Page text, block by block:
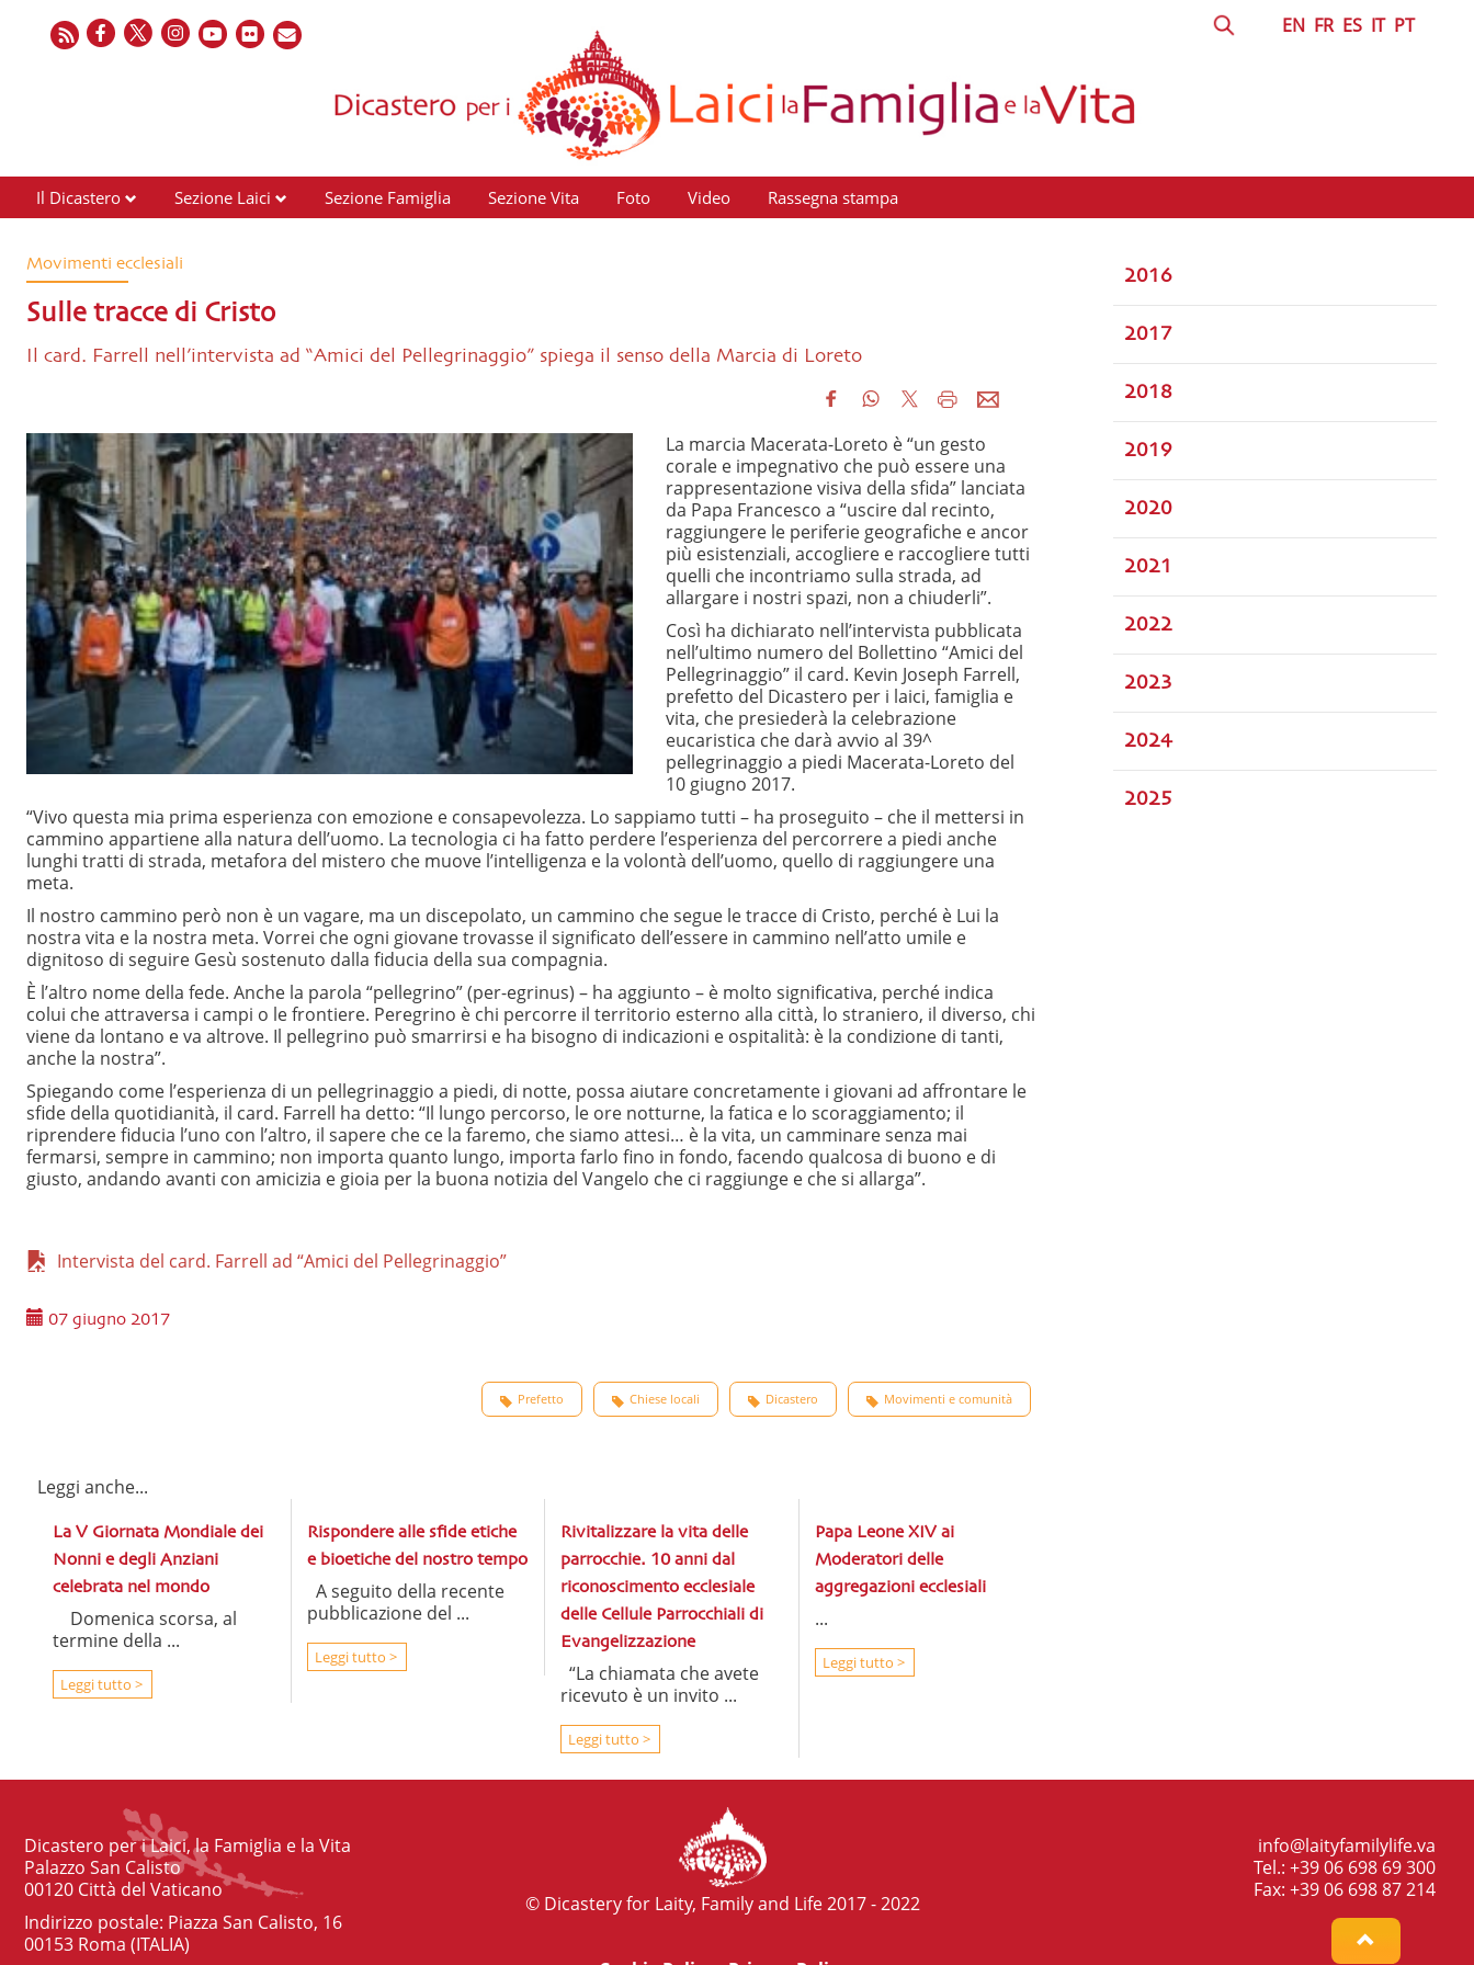
EN FR ES IT PT
Il Dicastero Sezione Laici Sezione Famiglia Sezione Vita Foto Video Rassegna stampa
Movimenti ecclesiali
Sulle tracce di Cristo
Il card. Farrell nell’intervista ad “Amici del Pellegrinaggio” spiega il senso della Marcia di Loreto
La marcia Macerata-Loreto è “un gesto
corale e impegnativo che può essere una
rappresentazione visiva della sfida” lanciata
da Papa Francesco a “uscire dal recinto,
raggiungere le periferie geografiche e ancor
più esistenziali, accogliere e raccogliere tutti
quelli che incontriamo sulla strada, ad
allargare i nostri spazi, non a chiuderli”.
Così ha dichiarato nell’intervista pubblicata
nell’ultimo numero del Bollettino “Amici del
Pellegrinaggio” il card. Kevin Joseph Farrell,
prefetto del Dicastero per i laici, famiglia e
vita, che presiederà la celebrazione
eucaristica che darà avvio al 39^
pellegrinaggio a piedi Macerata-Loreto del
10 giugno 2017.
“Vivo questa mia prima esperienza con emozione e consapevolezza. Lo sappiamo tutti – ha proseguito – che il mettersi in
cammino appartiene alla natura dell’uomo. La tecnologia ci ha fatto perdere l’esperienza del percorrere a piedi anche
lunghi tratti di strada, metafora del mistero che muove l’intelligenza e la volontà dell’uomo, quello di raggiungere una
meta.
Il nostro cammino però non è un vagare, ma un discepolato, un cammino che segue le tracce di Cristo, perché è Lui la
nostra vita e la nostra meta. Vorrei che ogni giovane trovasse il significato dell’essere in cammino nell’atto umile e
dignitoso di seguire Gesù sostenuto dalla fiducia della sua compagnia.
È l’altro nome della fede. Anche la parola “pellegrino” (per-egrinus) – ha aggiunto – è molto significativa, perché indica
colui che attraversa i campi o le frontiere. Peregrino è chi percorre il territorio esterno alla città, lo straniero, il diverso, chi
viene da lontano e va altrove. Il pellegrino può smarrirsi e ha bisogno di indicazioni e ospitalità: è la condizione di tanti,
anche la nostra”.
Spiegando come l’esperienza di un pellegrinaggio a piedi, di notte, possa aiutare concretamente i giovani ad affrontare le
sfide della quotidianità, il card. Farrell ha detto: “Il lungo percorso, le ore notturne, la fatica e lo scoraggiamento; il
riprendere fiducia l’uno con l’altro, il sapere che ce la faremo, che siamo attesi… è la vita, un camminare senza mai
fermarsi, sempre in cammino; non importa quanto lungo, importa farlo fino in fondo, facendo qualcosa di buono e di
giusto, andando avanti con amicizia e gioia per la buona notizia del Vangelo che ci raggiunge e che si allarga”.
Intervista del card. Farrell ad “Amici del Pellegrinaggio”
07 giugno 2017
Movimenti e comunità
Dicastero
Chiese locali
Prefetto
Leggi anche...
La V Giornata Mondiale dei
Nonni e degli Anziani
celebrata nel mondo
Domenica scorsa, al
termine della ...
Leggi tutto >
Rispondere alle sfide etiche
e bioetiche del nostro tempo
A seguito della recente
pubblicazione del ...
Leggi tutto >
Rivitalizzare la vita delle
parrocchie. 10 anni dal
riconoscimento ecclesiale
delle Cellule Parrocchiali di
Evangelizzazione
“La chiamata che avete
ricevuto è un invito ...
Leggi tutto >
Papa Leone XIV ai
Moderatori delle
aggregazioni ecclesiali
...
Leggi tutto >
2016
2017
2018
2019
2020
2021
2022
2023
2024
2025
Dicastero per i Laici, la Famiglia e la Vita
Palazzo San Calisto
00120 Città del Vaticano
Indirizzo postale: Piazza San Calisto, 16
00153 Roma (ITALIA)
© Dicastery for Laity, Family and Life 2017 - 2022
info@laityfamilylife.va
Tel.: +39 06 698 69 300
Fax: +39 06 698 87 214